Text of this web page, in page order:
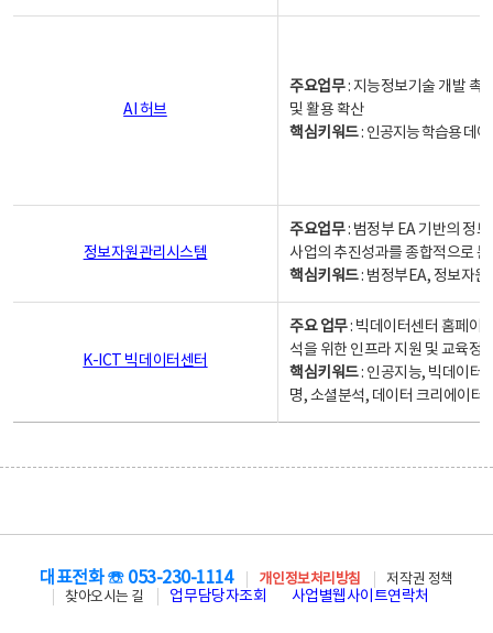
AI 허브
주요업무: 지능정보기술 개발 촉
및 활용 확산
핵심키워드: 인공지능 학습용 데
정보자원관리시스템
주요업무: 범정부 EA 기반의 정
사업의 추진성과를 종합적으로
핵심키워드: 범정부EA, 정보자
K-ICT 빅데이터센터
주요 업무: 빅데이터센터 홈페이
석을 위한 인프라 지원 및 교육정
핵심키워드: 인공지능, 빅데이터,
명, 소셜분석, 데이터 크리에이터
대표전화 ☏ 053-230-1114 개인정보처리방침
저작권 정책
찾아오시는 길
업무담당자조회 사업별웹사이트연락처